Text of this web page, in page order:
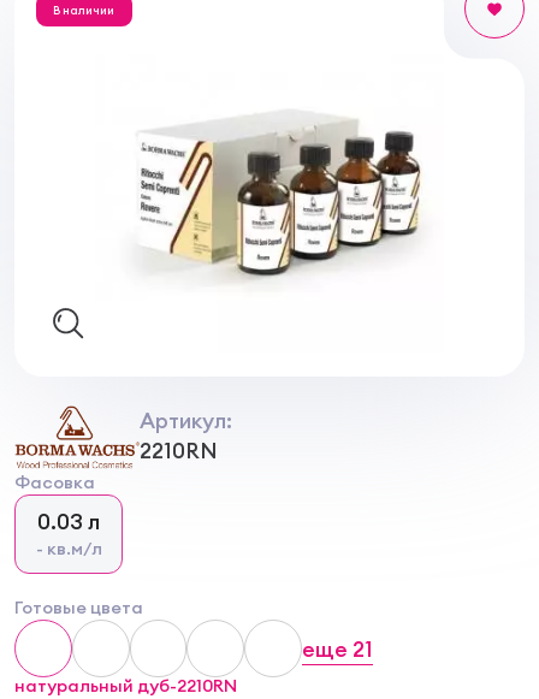
В наличии
Артикул:
2210RN
Фасовка
0.03 л
- кв.м/л
Готовые цвета
натуральный дуб-2210RN
еще 21